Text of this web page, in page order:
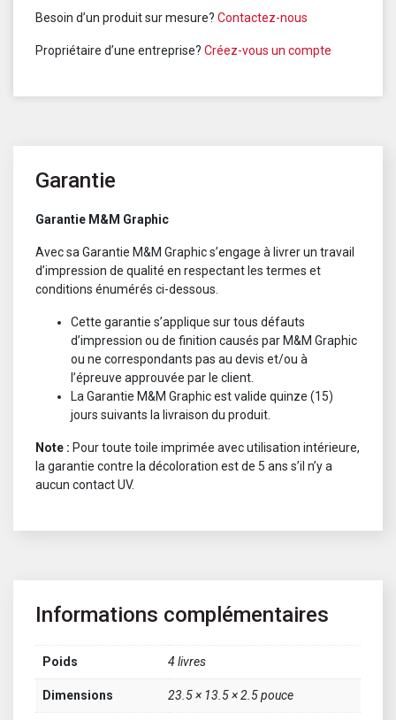
Besoin d’un produit sur mesure? Contactez-nous
Propriétaire d’une entreprise? Créez-vous un compte
Informations complémentaires
Poids 4 livres
Dimensions 23.5 × 13.5 × 2.5 pouce
Garantie
Garantie M&M Graphic
Avec sa Garantie M&M Graphic s’engage à livrer un travail
d’impression de qualité en respectant les termes et
conditions énumérés ci-dessous.
Cette garantie s’applique sur tous défauts
d’impression ou de finition causés par M&M Graphic
ou ne correspondants pas au devis et/ou à
l’épreuve approuvée par le client.
La Garantie M&M Graphic est valide quinze (15)
jours suivants la livraison du produit.
Note : Pour toute toile imprimée avec utilisation intérieure,
la garantie contre la décoloration est de 5 ans s’il n’y a
aucun contact UV.